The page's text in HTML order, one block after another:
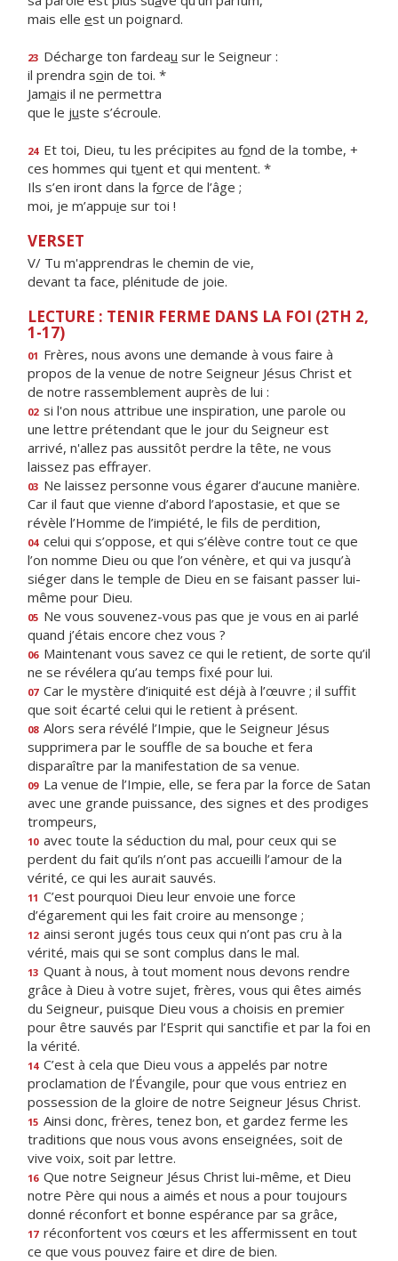
mais elle est un poignard.
23 Décharge ton fardeau sur le Seigneur :
il prendra soin de toi. *
Jamais il ne permettra
que le juste s’écroule.
24 Et toi, Dieu, tu les précipites au fond de la tombe, +
ces hommes qui tuent et qui mentent. *
Ils s’en iront dans la force de l’âge ;
moi, je m’appuie sur toi !
VERSET
V/ Tu m'apprendras le chemin de vie,
devant ta face, plénitude de joie.
LECTURE : TENIR FERME DANS LA FOI (2TH 2,
1-17)
01 Frères, nous avons une demande à vous faire à
propos de la venue de notre Seigneur Jésus Christ et
de notre rassemblement auprès de lui :
02 si l'on nous attribue une inspiration, une parole ou
une lettre prétendant que le jour du Seigneur est
arrivé, n'allez pas aussitôt perdre la tête, ne vous
laissez pas effrayer.
03 Ne laissez personne vous égarer d’aucune manière.
Car il faut que vienne d’abord l’apostasie, et que se
révèle l’Homme de l’impiété, le fils de perdition,
04 celui qui s’oppose, et qui s’élève contre tout ce que
l’on nomme Dieu ou que l’on vénère, et qui va jusqu’à
siéger dans le temple de Dieu en se faisant passer lui-
même pour Dieu.
05 Ne vous souvenez-vous pas que je vous en ai parlé
quand j’étais encore chez vous ?
06 Maintenant vous savez ce qui le retient, de sorte qu’il
ne se révélera qu’au temps fixé pour lui.
07 Car le mystère d’iniquité est déjà à l’œuvre ; il suffit
que soit écarté celui qui le retient à présent.
08 Alors sera révélé l’Impie, que le Seigneur Jésus
supprimera par le souffle de sa bouche et fera
disparaître par la manifestation de sa venue.
09 La venue de l’Impie, elle, se fera par la force de Satan
avec une grande puissance, des signes et des prodiges
trompeurs,
10 avec toute la séduction du mal, pour ceux qui se
perdent du fait qu’ils n’ont pas accueilli l’amour de la
vérité, ce qui les aurait sauvés.
11 C’est pourquoi Dieu leur envoie une force
d’égarement qui les fait croire au mensonge ;
12 ainsi seront jugés tous ceux qui n’ont pas cru à la
vérité, mais qui se sont complus dans le mal.
13 Quant à nous, à tout moment nous devons rendre
grâce à Dieu à votre sujet, frères, vous qui êtes aimés
du Seigneur, puisque Dieu vous a choisis en premier
pour être sauvés par l’Esprit qui sanctifie et par la foi en
la vérité.
14 C’est à cela que Dieu vous a appelés par notre
proclamation de l’Évangile, pour que vous entriez en
possession de la gloire de notre Seigneur Jésus Christ.
15 Ainsi donc, frères, tenez bon, et gardez ferme les
traditions que nous vous avons enseignées, soit de
vive voix, soit par lettre.
16 Que notre Seigneur Jésus Christ lui-même, et Dieu
notre Père qui nous a aimés et nous a pour toujours
donné réconfort et bonne espérance par sa grâce,
17 réconfortent vos cœurs et les affermissent en tout
ce que vous pouvez faire et dire de bien.